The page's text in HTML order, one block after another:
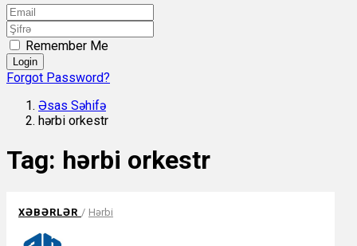
Remember Me
Login
Forgot Password?
Əsas Səhifə
hərbi orkestr
Tag: hərbi orkestr
XƏBƏRLƏR / Hərbi